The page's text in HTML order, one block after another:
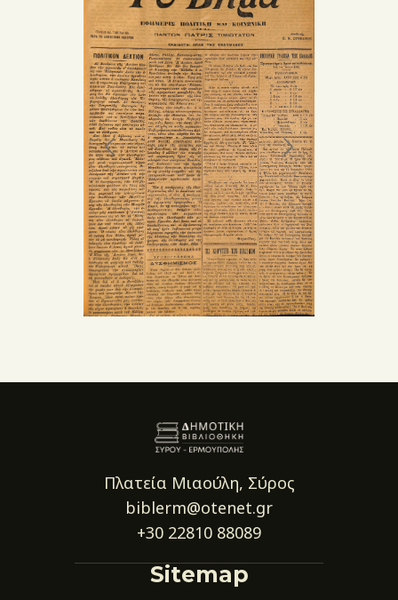
Πλατεία Μιαούλη, Σύρος
biblerm@otenet.gr
+30 22810 88089
Sitemap